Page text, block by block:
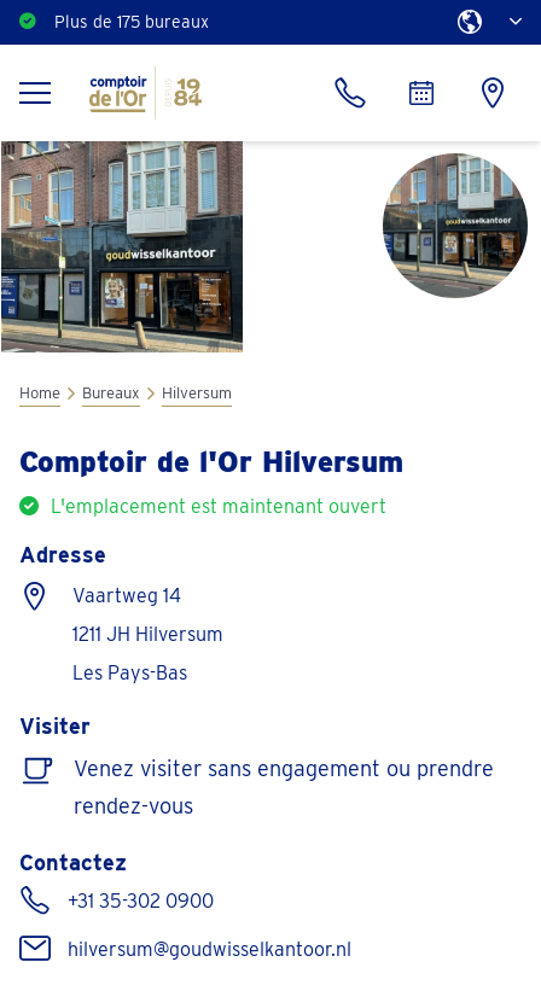
Plus de 175 bureaux
Home Bureaux Hilversum
Comptoir de l'Or Hilversum
L'emplacement est maintenant ouvert
Adresse
Vaartweg 14
1211 JH Hilversum
Les Pays-Bas
Visiter
Venez visiter sans engagement ou prendre
rendez-vous
Contactez
+31 35-302 0900
hilversum@goudwisselkantoor.nl